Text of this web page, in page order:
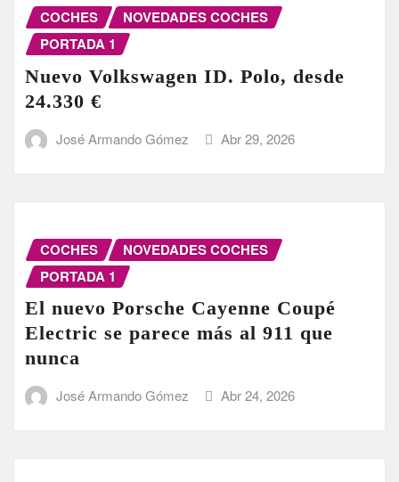
COCHES
NOVEDADES COCHES
PORTADA 1
Nuevo Volkswagen ID. Polo, desde
24.330 €
José Armando Gómez Abr 29, 2026
COCHES
NOVEDADES COCHES
PORTADA 1
El nuevo Porsche Cayenne Coupé
Electric se parece más al 911 que
nunca
José Armando Gómez Abr 24, 2026